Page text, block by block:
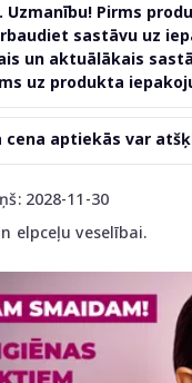
2028-11-30
elpceļu veselībai.
Uzmanību! Pirms
sastāvu uz
un aktuālākais
uz produkta
cena aptiekās var